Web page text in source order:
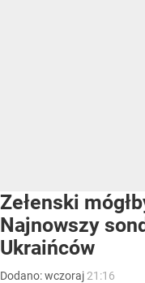
Zełenski
Najnowszy
Ukraińców
Dodano:wczoraj 21:16